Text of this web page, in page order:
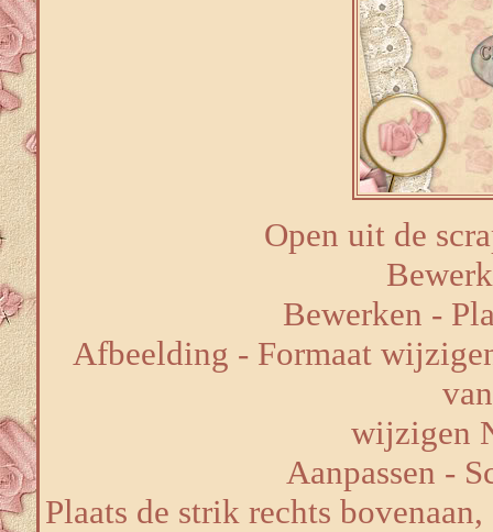
Open uit de
Bewerken -
Afbeelding - Formaat
wijzigen
Aanpassen -
Plaats de strik rechts